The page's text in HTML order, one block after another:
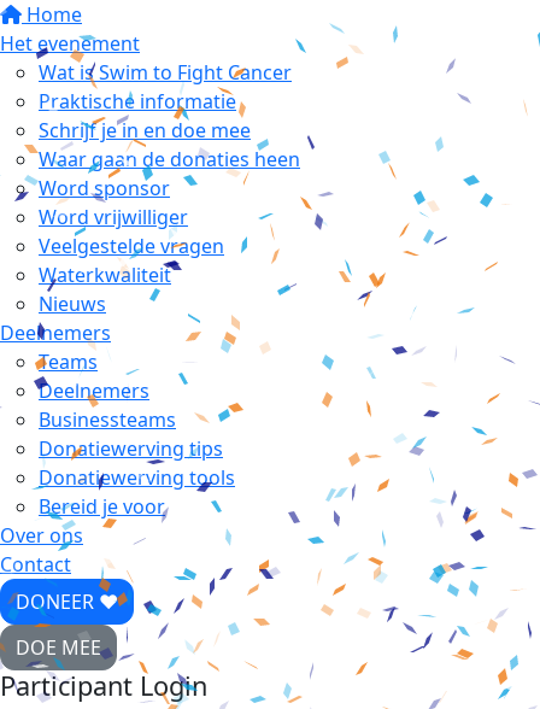
Home
Het evenement
Wat is Swim to Fight Cancer
Praktische informatie
Schrijf je in en doe mee
Waar gaan de donaties heen
Word sponsor
Word vrijwilliger
Veelgestelde vragen
Waterkwaliteit
Nieuws
Deelnemers
Teams
Deelnemers
Businessteams
Donatiewerving tips
Donatiewerving tools
Bereid je voor
Over ons
Contact
DONEER ♥
DOE MEE
Participant Login